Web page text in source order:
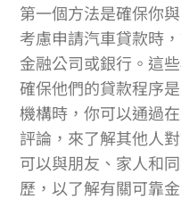
第一個方法是確保你
考慮申請汽車貸款時
金融公司或銀行。這
確保他們的貸款程序
機構時，你可以通過
評論，來了解其他人
可以與朋友、家人和
歷，以了解有關可靠